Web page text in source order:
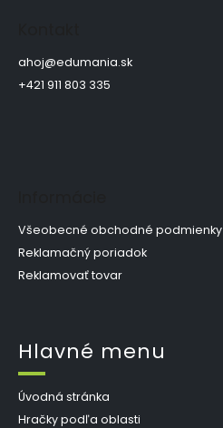
ahoj@edumania.sk
+421 911 803 335
Všeobecné obchodné podmienky
Reklamačný poriadok
Reklamovať tovar
Hlavné menu
Úvodná stránka
Hračky podľa oblasti